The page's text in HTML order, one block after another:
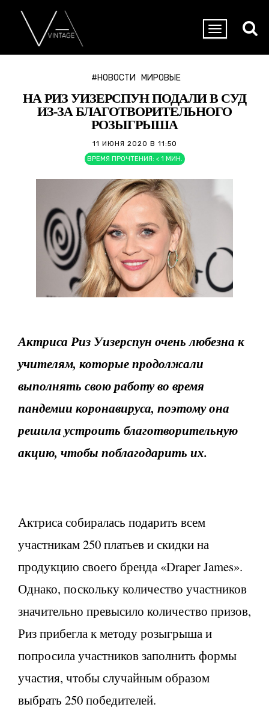
#НОВОСТИ МИРОВЫЕ
НА РИЗ УИЗЕРСПУН ПОДАЛИ В СУД
ИЗ-ЗА БЛАГОТВОРИТЕЛЬНОГО
РОЗЫГРЫША
11 ИЮНЯ 2020 В 11:50
ВРЕМЯ ПРОЧТЕНИЯ: < 1 МИН.
Актриса Риз Уизерспун очень любезна к
учителям, которые продолжали
выполнять свою работу во время
пандемии коронавируса, поэтому она
решила устроить благотворительную
акцию, чтобы поблагодарить их.
Актриса собиралась подарить всем
участникам 250 платьев и скидки на
продукцию своего бренда «Draper James».
Однако, поскольку количество участников
значительно превысило количество призов,
Риз прибегла к методу розыгрыша и
попросила участников заполнить формы
участия, чтобы случайным образом
выбрать 250 победителей.